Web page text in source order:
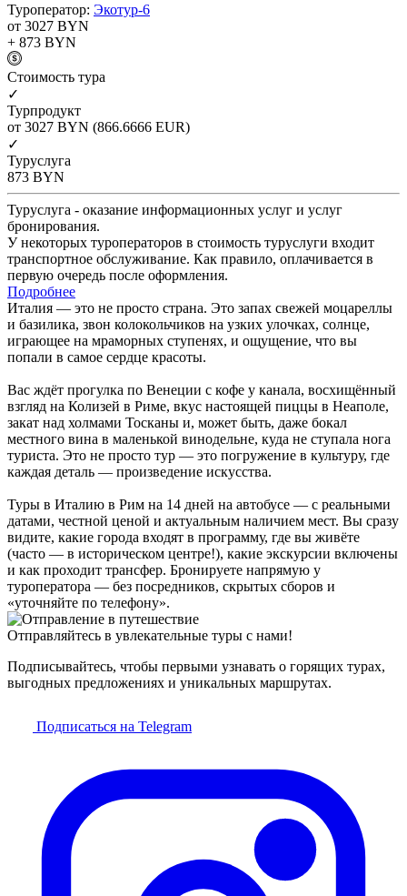
Туроператор: Экотур-6
от 3027 BYN
+ 873 BYN
Cтоимость тура
✓
Турпродукт
от 3027 BYN (866.6666 EUR)
✓
Туруслуга
873 BYN
Туруслуга - оказание информационных услуг и услуг
бронирования.
У некоторых туроператоров в стоимость туруслуги входит
транспортное обслуживание. Как правило, оплачивается в
первую очередь после оформления.
Подробнее
Италия — это не просто страна. Это запах свежей моцареллы
и базилика, звон колокольчиков на узких улочках, солнце,
играющее на мраморных ступенях, и ощущение, что вы
попали в самое сердце красоты.
Вас ждёт прогулка по Венеции с кофе у канала, восхищённый
взгляд на Колизей в Риме, вкус настоящей пиццы в Неаполе,
закат над холмами Тосканы и, может быть, даже бокал
местного вина в маленькой винодельне, куда не ступала нога
туриста. Это не просто тур — это погружение в культуру, где
каждая деталь — произведение искусства.
Туры в Италию в Рим на 14 дней на автобусе — с реальными
датами, честной ценой и актуальным наличием мест. Вы сразу
видите, какие города входят в программу, где вы живёте
(часто — в историческом центре!), какие экскурсии включены
и как проходит трансфер. Бронируете напрямую у
туроператора — без посредников, скрытых сборов и
«уточняйте по телефону».
Отправляйтесь в увлекательные туры с нами!
Подписывайтесь, чтобы первыми узнавать о горящих турах,
выгодных предложениях и уникальных маршрутах.
Подписаться на Telegram